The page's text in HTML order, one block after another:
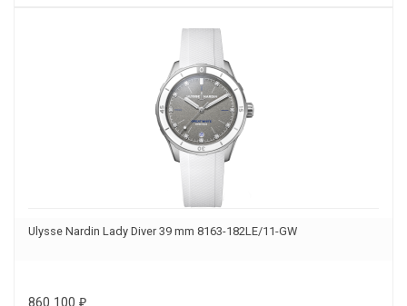
Ulysse Nardin Lady Diver 39 mm 8163-182LE/11-GW
860 100 ₽